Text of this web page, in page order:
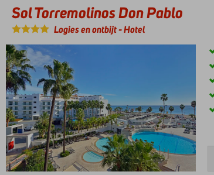
Sol Torremolinos Don Pablo
Logies en ontbijt-Hotel